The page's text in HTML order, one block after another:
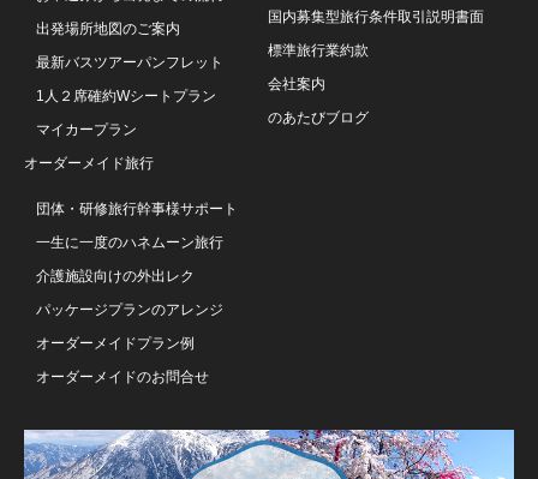
出発場所地図のご案内
最新バスツアーパンフレット
1人２席確約Wシートプラン
マイカープラン
オーダーメイド旅行
団体・研修旅行幹事様サポート
一生に一度のハネムーン旅行
介護施設向けの外出レク
パッケージプランのアレンジ
オーダーメイドプラン例
オーダーメイドのお問合せ
国内募集型旅行条件取引説明書面
標準旅行業約款
会社案内
のあたびブログ